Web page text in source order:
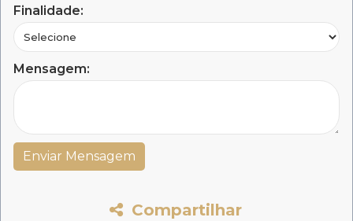
Finalidade:
Mensagem:
Compartilhar